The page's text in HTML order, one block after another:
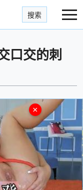
搜索
口交的刺
×